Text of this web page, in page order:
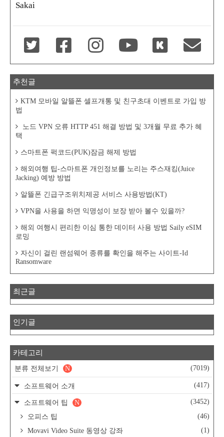
Sakai
추천글
KTM 모바일 알뜰폰 셀프개통 및 친구초대 이벤트로 가입 방
법
노드 VPN 오류 HTTP 451 해결 방법 및 3개월 무료 추가 혜
택
스마트폰 퍽코드(PUK)잠금 해제 방법
해외여행 팁-스마트폰 개인정보를 노리는 주스재킹(Juice
Jacking) 예방 방법
알뜰폰 긴급구조위치제공 서비스 사용방법(KT)
VPN을 사용을 하면 익명성이 보장 받아 볼수 있을까?
해외 여행시 편리한 이심 통한 데이터 사용 방법 Saily eSIM
로밍
자신이 걸린 랜섬웨어 종류를 확인을 해주는 사이트-Id
Ransomware
최근글
인기글
카테고리
분류 전체보기 (7019)
N
소프트웨어 소개 (417)
소프트웨어 팁 (3452)
N
오피스 팁
(46)
Movavi Video Suite 동영상 강좌
(1)